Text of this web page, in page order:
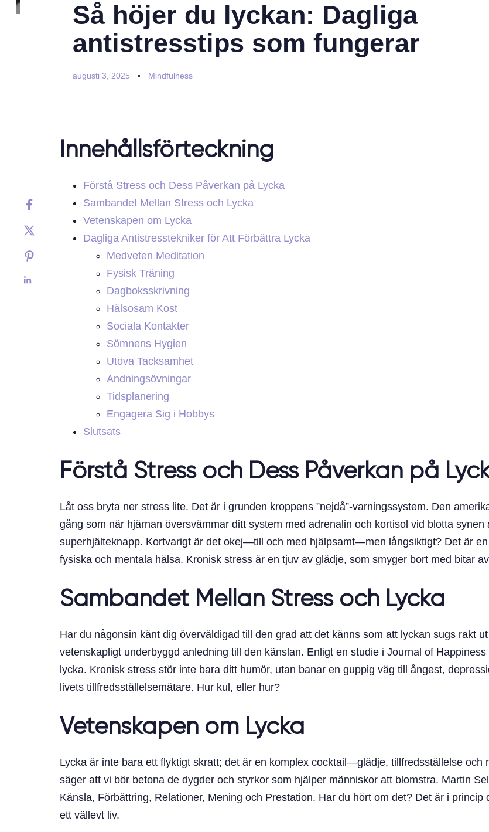
Så höjer du lyckan: Dagliga
antistresstips som fungerar
augusti 3, 2025 Mindfulness
Innehållsförteckning
Förstå Stress och Dess Påverkan på Lycka
Sambandet Mellan Stress och Lycka
Vetenskapen om Lycka
Dagliga Antistresstekniker för Att Förbättra Lycka
Medveten Meditation
Fysisk Träning
Dagboksskrivning
Hälsosam Kost
Sociala Kontakter
Sömnens Hygien
Utöva Tacksamhet
Andningsövningar
Tidsplanering
Engagera Sig i Hobbys
Slutsats
Förstå Stress och Dess Påverkan på
Låt oss bryta ner stress lite. Det är i grunden kroppens ”nejdå”-varningssystem. Den
gång som när hjärnan översvämmar ditt system med adrenalin och kortisol vid blotta synen
superhjälteknapp. Kortvarigt är det okej—till och med hjälpsamt—men långsiktigt? Det är
fysiska och mentala hälsa. Kronisk stress är en tjuv av glädje, som smyger bort med bitar
Sambandet Mellan Stress och Lycka
Har du någonsin känt dig överväldigad till den grad att det känns som att lyckan sugs rakt
vetenskapligt underbyggd anledning till den känslan. Enligt en studie i Journal of
lycka. Kronisk stress stör inte bara ditt humör, utan banar en guppig väg till ångest,
livets tillfredsställelsemätare. Hur kul, eller hur?
Vetenskapen om Lycka
Lycka är inte bara ett flyktigt skratt; det är en komplex cocktail—glädje, tillfredsställelse och
säger att vi bör betona de dygder och styrkor som hjälper människor att blomstra. Martin
Känsla, Förbättring, Relationer, Mening och Prestation. Har du hört om det? Det är i
ett vällevt liv.